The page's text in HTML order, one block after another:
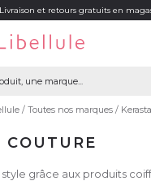
Livraison et retours gratuits en
Toutes nos marques
COUTURE
grâce aux produits